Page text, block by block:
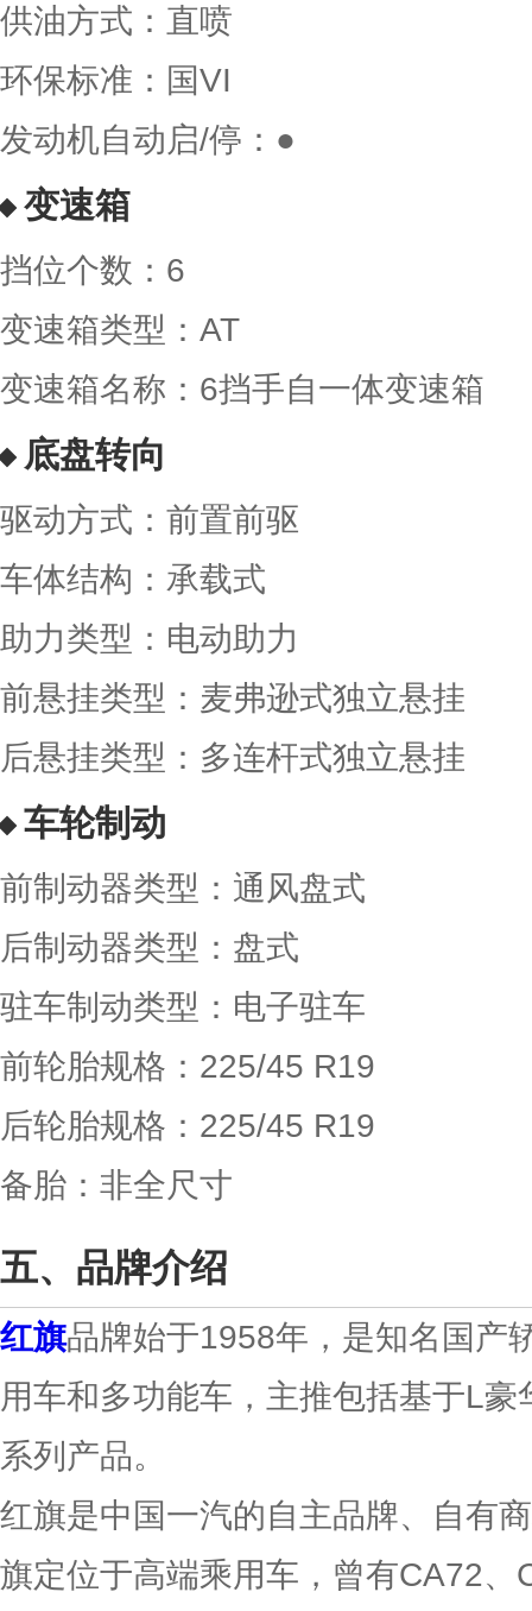
供油方式：直喷
环保标准：国VI
发动机自动启/停：●
变速箱
挡位个数：6
变速箱类型：AT
变速箱名称：6挡手自一体变速箱
底盘转向
驱动方式：前置前驱
车体结构：承载式
助力类型：电动助力
前悬挂类型：麦弗逊式独立悬挂
后悬挂类型：多连杆式独立悬挂
车轮制动
前制动器类型：通风盘式
后制动器类型：盘式
驻车制动类型：电子驻车
前轮胎规格：225/45 R19
后轮胎规格：225/45 R19
备胎：非全尺寸
品牌介绍
红旗品牌始于1958年，是知名国产
用车和多功能车，主推包括基于L
系列产品。
红旗是中国一汽的自主品牌、自有
旗定位于高端乘用车，曾有CA72